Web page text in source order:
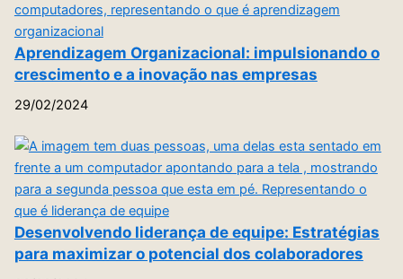
Aprendizagem Organizacional: impulsionando o
crescimento e a inovação nas empresas
29/02/2024
Desenvolvendo liderança de equipe: Estratégias
para maximizar o potencial dos colaboradores